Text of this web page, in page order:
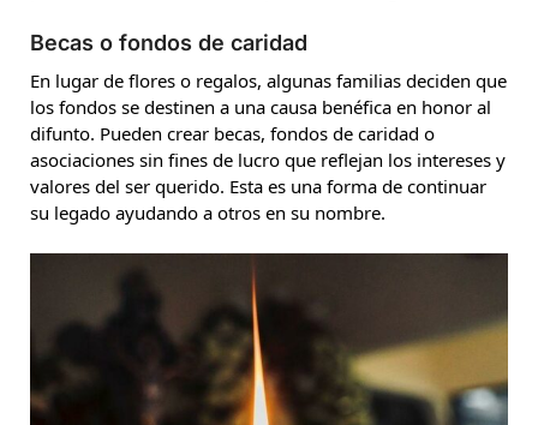
Becas o fondos de caridad
En lugar de flores o regalos, algunas familias deciden que
los fondos se destinen a una causa benéfica en honor al
difunto. Pueden crear becas, fondos de caridad o
asociaciones sin fines de lucro que reflejan los intereses y
valores del ser querido. Esta es una forma de continuar
su legado ayudando a otros en su nombre.